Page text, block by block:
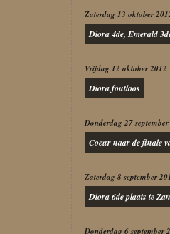
Zaterdag 13 oktober
Diora 4de, Emerald
Vrijdag 12 oktober 2012
Diora foutloos
Donderdag 27
Coeur naar de finale
Zaterdag 8 september
Diora 6de plaats te
Donderdag 6 september